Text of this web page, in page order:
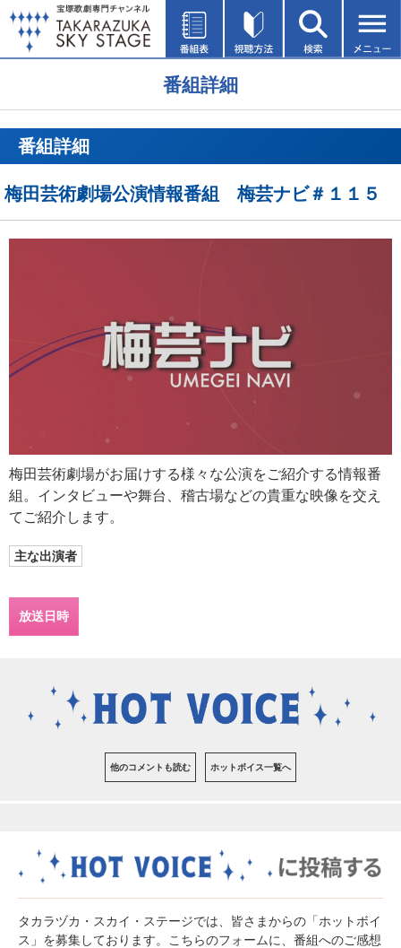
番組詳細
番組詳細
梅田芸術劇場公演情報番組 梅芸ナビ＃１１５
梅田芸術劇場がお届けする様々な公演をご紹介する情報番
組。インタビューや舞台、稽古場などの貴重な映像を交え
てご紹介します。
主な出演者
放送日時
他のコメントも読む ホットボイス一覧へ
タカラヅカ・スカイ・ステージでは、皆さまからの「ホットボイ
ス」を募集しております。こちらのフォームに、番組へのご感想